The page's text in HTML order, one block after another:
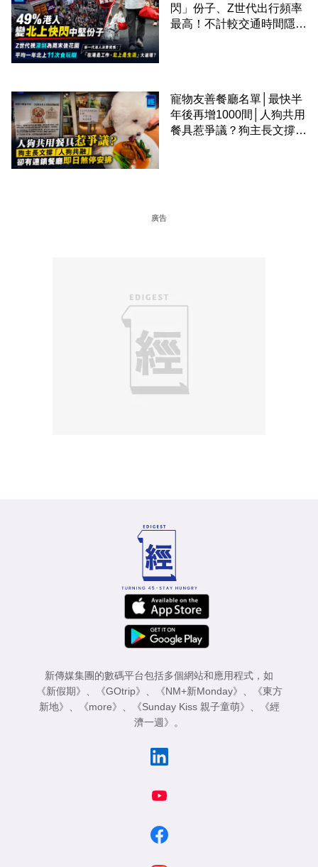
閃」份子、Z世代出行頻率
最高！不計較交通時間隱形
寵物友善餐廳名單│最快半
年後再增1000間│人狗共用
餐具惹爭議？狗主長文撐
廣告
新傳媒集團的數碼平台包括多個網站和應用程式，如
《新假期》
《GOtrip》 《NM+新Monday》
《東方
新地》
《more》 《Sunday Kiss 親子童萌》
《經
濟一週》
。